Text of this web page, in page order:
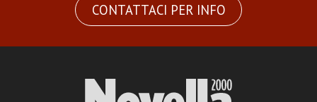
CONTATTACI PER INFO